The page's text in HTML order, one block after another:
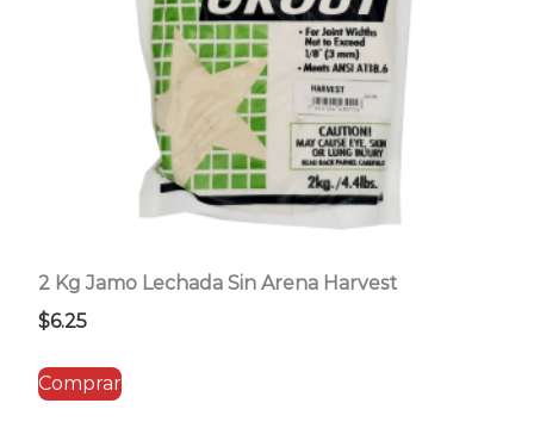
2 Kg Jamo Lechada Sin Arena Harvest
$6.25
Comprar